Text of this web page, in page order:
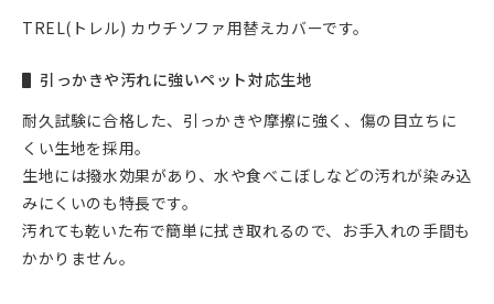
TREL(トレル) カウチソファ用替えカバーです。
引っかきや汚れに強いペット対応生地
耐久試験に合格した、引っかきや摩擦に強く、傷の目立ちに
くい生地を採用。
生地には撥水効果があり、水や食べこぼしなどの汚れが染み込
みにくいのも特長です。
汚れても乾いた布で簡単に拭き取れるので、お手入れの手間も
かかりません。